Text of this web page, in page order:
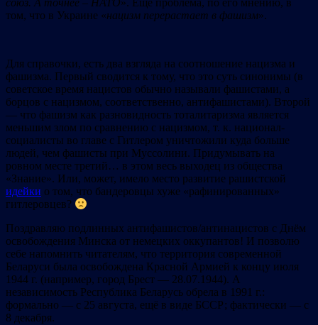
союз. А точнее – НАТО». Ещё проблема, по его мнению, в
том, что в Украине «нацизм перерастает в фашизм».
Для справочки, есть два взгляда на соотношение нацизма и
фашизма. Первый сводится к тому, что это суть синонимы (в
советское время нацистов обычно называли фашистами, а
борцов с нацизмом, соответственно, антифашистами). Второй
— что фашизм как разновидность тоталитаризма является
меньшим злом по сравнению с нацизмом, т. к. национал-
социалисты во главе с Гитлером уничтожили куда больше
людей, чем фашисты при Муссолини. Придумывать на
ровном месте третий… в этом весь выходец из общества
«Знание». Или, может, имело место развитие рашистской
идейки о том, что бандеровцы хуже «рафинированных»
гитлеровцев?
Поздравляю подлинных антифашистов/антинацистов с Днём
освобождения Минска от немецких оккупантов! И позволю
себе напомнить читателям, что территория современной
Беларуси была освобождена Красной Армией к концу июля
1944 г. (например, город Брест — 28.07.1944). А
независимость Республика Беларусь обрела в 1991 г.:
формально — с 25 августа, ещё в виде БССР; фактически — с
8 декабря.